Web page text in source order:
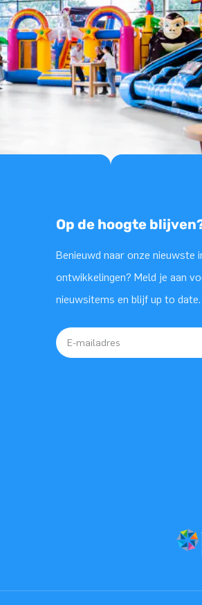
Op de hoogte
Benieuwd naar onze nieuwste
ontwikkelingen? Meld je aan
nieuwsitems en blijf up to date.
E-mailadres